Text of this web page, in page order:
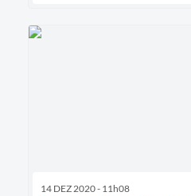
14 DEZ 2020 - 11h08